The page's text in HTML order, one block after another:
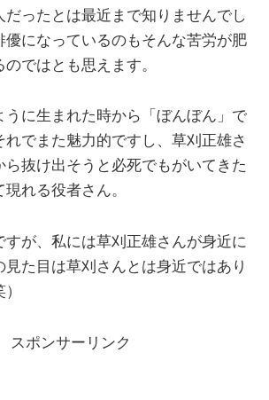
だったとは最近まで知りませんでし
優になっているのもそんな苦労が肥
ではとも思えます。
うに生まれた時から「ぼんぼん」で
れでまた魅力的ですし、草刈正雄さ
ら抜け出そうと必死でもがいてきた
れる役者さん。
すが、私には草刈正雄さんが身近に
見た目は草刈さんとは身近ではあり
スポンサーリンク